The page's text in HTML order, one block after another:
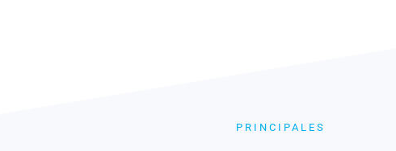
PRINCIPALES